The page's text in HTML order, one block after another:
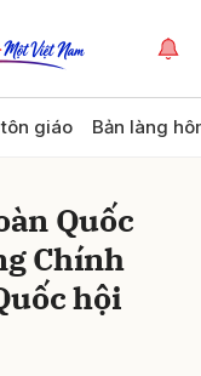
giáo Bản làng
Quốc
Chính
hội